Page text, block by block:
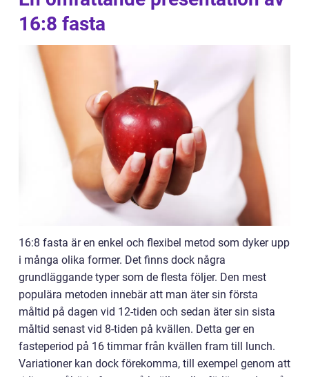
16:8 fasta
16:8 fasta är en enkel och flexibel metod som dyker upp
i många olika former. Det finns dock några
grundläggande typer som de flesta följer. Den mest
populära metoden innebär att man äter sin första
måltid på dagen vid 12-tiden och sedan äter sin sista
måltid senast vid 8-tiden på kvällen. Detta ger en
fasteperiod på 16 timmar från kvällen fram till lunch.
Variationer kan dock förekomma, till exempel genom att